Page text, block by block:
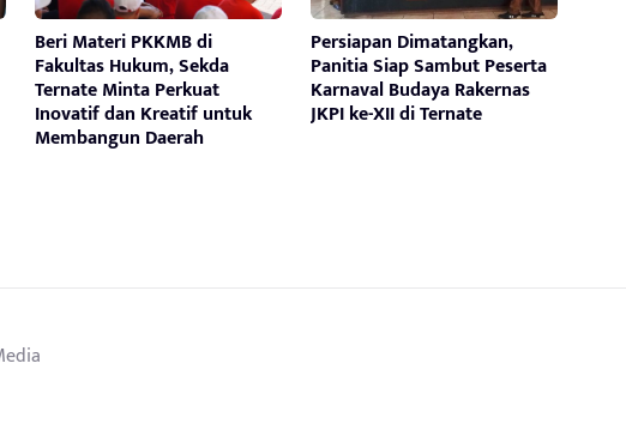
Beri Materi PKKMB di
Fakultas Hukum, Sekda
Ternate Minta Perkuat
Inovatif dan Kreatif untuk
Membangun Daerah
Persiapan Dimatangkan,
Panitia Siap Sambut Peserta
Karnaval Budaya Rakernas
JKPI ke-XII di Ternate